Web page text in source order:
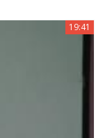
19:41